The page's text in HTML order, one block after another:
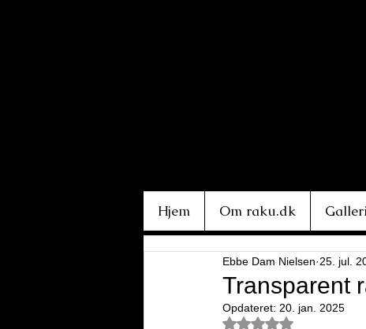
Hjem Om raku.dk
Transparent
Ebbe Dam Nielsen 25. jul.
Opdateret: 20. jan. 2025
Bedømt til NaN ud af